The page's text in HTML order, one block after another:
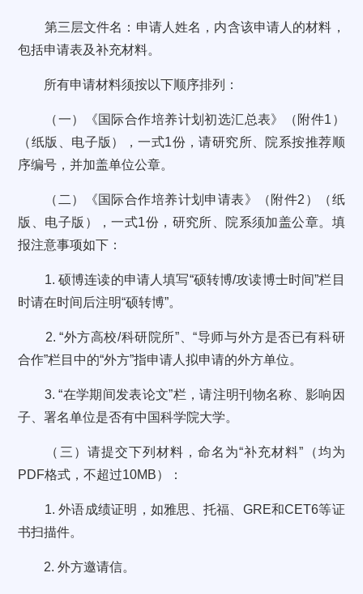
第三层文件名：申请人姓名，内含该申请人的材料，
包括申请表及补充材料。
所有申请材料须按以下顺序排列：
（一）《国际合作培养计划初选汇总表》（附件1）
（纸版、电子版），一式1份，请研究所、院系按推荐顺
序编号，并加盖单位公章。
（二）《国际合作培养计划申请表》（附件2）（纸
版、电子版），一式1份，研究所、院系须加盖公章。填
报注意事项如下：
1. 硕博连读的申请人填写“硕转博/攻读博士时间”栏目
时请在时间后注明“硕转博”。
2. “外方高校/科研院所”、“导师与外方是否已有科研
合作”栏目中的“外方”指申请人拟申请的外方单位。
3. “在学期间发表论文”栏，请注明刊物名称、影响因
子、署名单位是否有中国科学院大学。
（三）请提交下列材料，命名为“补充材料”（均为
PDF格式，不超过10MB）：
1. 外语成绩证明，如雅思、托福、GRE和CET6等证
书扫描件。
2. 外方邀请信。